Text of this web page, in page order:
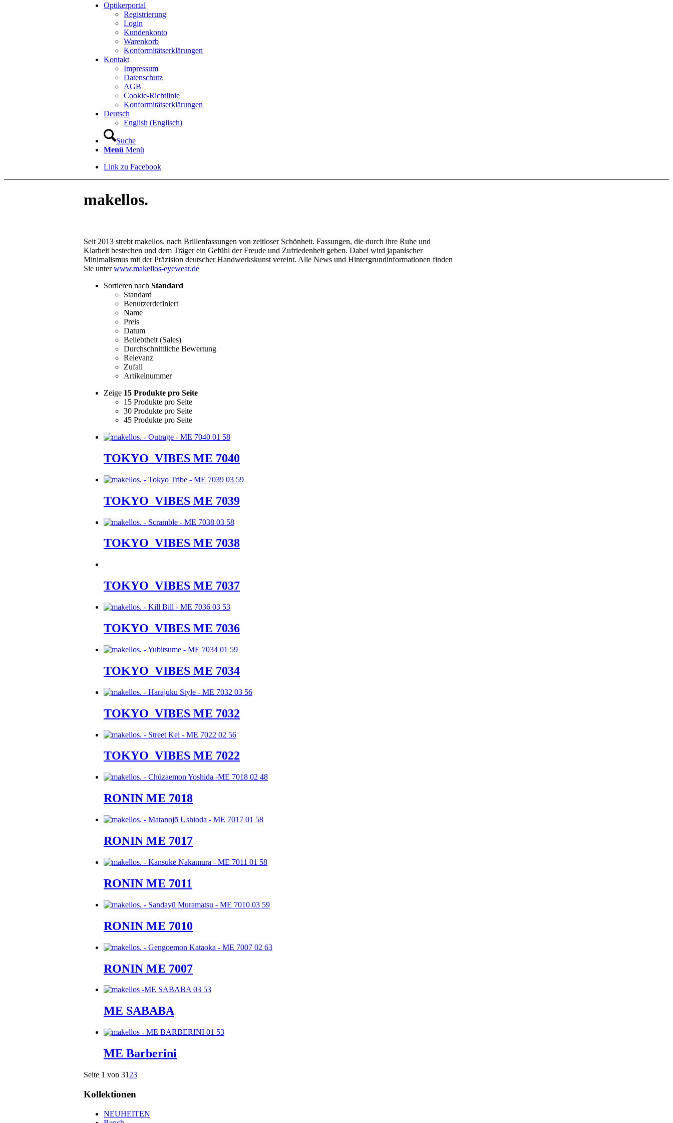
Optikerportal
Registrierung
Login
Kundenkonto
Warenkorb
Konformitätserklärungen
Kontakt
Impressum
Datenschutz
AGB
Cookie-Richtlinie
Konformitätserklärungen
Deutsch
English (Englisch)
Suche
Menü Menü
Link zu Facebook
makellos.
Seit 2013 strebt makellos. nach Brillenfassungen von zeitloser Schönheit. Fassungen, die durch ihre Ruhe und
Klarheit bestechen und dem Träger ein Gefühl der Freude und Zufriedenheit geben. Dabei wird japanischer
Minimalismus mit der Präzision deutscher Handwerkskunst vereint. Alle News und Hintergrundinformationen finden
Sie unterwww.makellos-eyewear.de
Sortieren nach Standard
Standard
Benutzerdefiniert
Name
Preis
Datum
Beliebtheit (Sales)
Durchschnittliche Bewertung
Relevanz
Zufall
Artikelnummer
Zeige 15 Produkte pro Seite
15 Produkte pro Seite
30 Produkte pro Seite
45 Produkte pro Seite
TOKYO_VIBES ME 7040
TOKYO_VIBES ME 7039
TOKYO_VIBES ME 7038
TOKYO_VIBES ME 7037
TOKYO_VIBES ME 7036
TOKYO_VIBES ME 7034
TOKYO_VIBES ME 7032
TOKYO_VIBES ME 7022
RONIN ME 7018
RONIN ME 7017
RONIN ME 7011
RONIN ME 7010
RONIN ME 7007
ME SABABA
ME Barberini
Seite 1 von 31 23
Kollektionen
NEUHEITEN